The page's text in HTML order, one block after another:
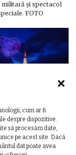
cum ar fi
despre dispozitive.
să procesăm date,
pe acest site. Dacă
dat poate avea
militară și spectacol
FOTO
Cluj-Napoca.
complet al